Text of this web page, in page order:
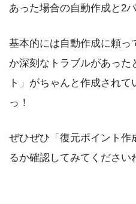
あった場合の自動作成と2
基本的には自動作成に頼っ
か深刻なトラブルがあった
ト」がちゃんと作成され
っ！
ぜひぜひ「復元ポイント作
るか確認してみてください